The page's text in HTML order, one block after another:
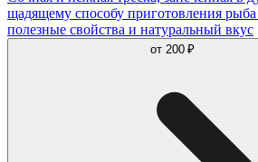
щадящему способу приготовления рыба
полезные свойства и натуральный вкус
от 200 ₽